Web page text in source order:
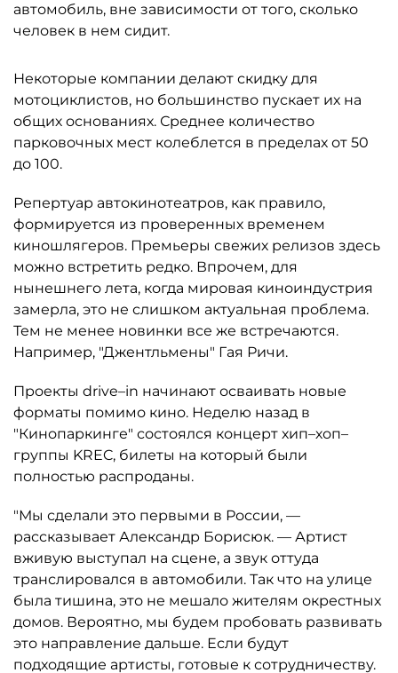
автомобиль, вне зависимости от того, сколько
человек в нем сидит.
Некоторые компании делают скидку для
мотоциклистов, но большинство пускает их на
общих основаниях. Среднее количество
парковочных мест колеблется в пределах от 50
до 100.
Репертуар автокинотеатров, как правило,
формируется из проверенных временем
киношлягеров. Премьеры свежих релизов здесь
можно встретить редко. Впрочем, для
нынешнего лета, когда мировая киноиндустрия
замерла, это не слишком актуальная проблема.
Тем не менее новинки все же встречаются.
Например, "Джентльмены" Гая Ричи.
Проекты drive–in начинают осваивать новые
форматы помимо кино. Неделю назад в
"Кинопаркинге" состоялся концерт хип–хоп–
группы KREC, билеты на который были
полностью распроданы.
"Мы сделали это первыми в России, —
рассказывает Александр Борисюк. — Артист
вживую выступал на сцене, а звук оттуда
транслировался в автомобили. Так что на улице
была тишина, это не мешало жителям окрестных
домов. Вероятно, мы будем пробовать развивать
это направление дальше. Если будут
подходящие артисты, готовые к сотрудничеству.